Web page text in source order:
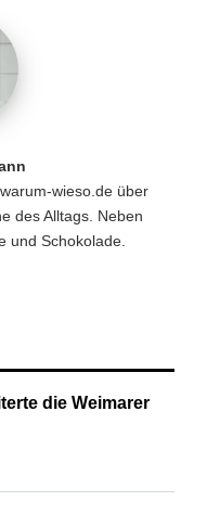
wieso.de über
des Alltags. Neben
und Schokolade.
die Weimarer